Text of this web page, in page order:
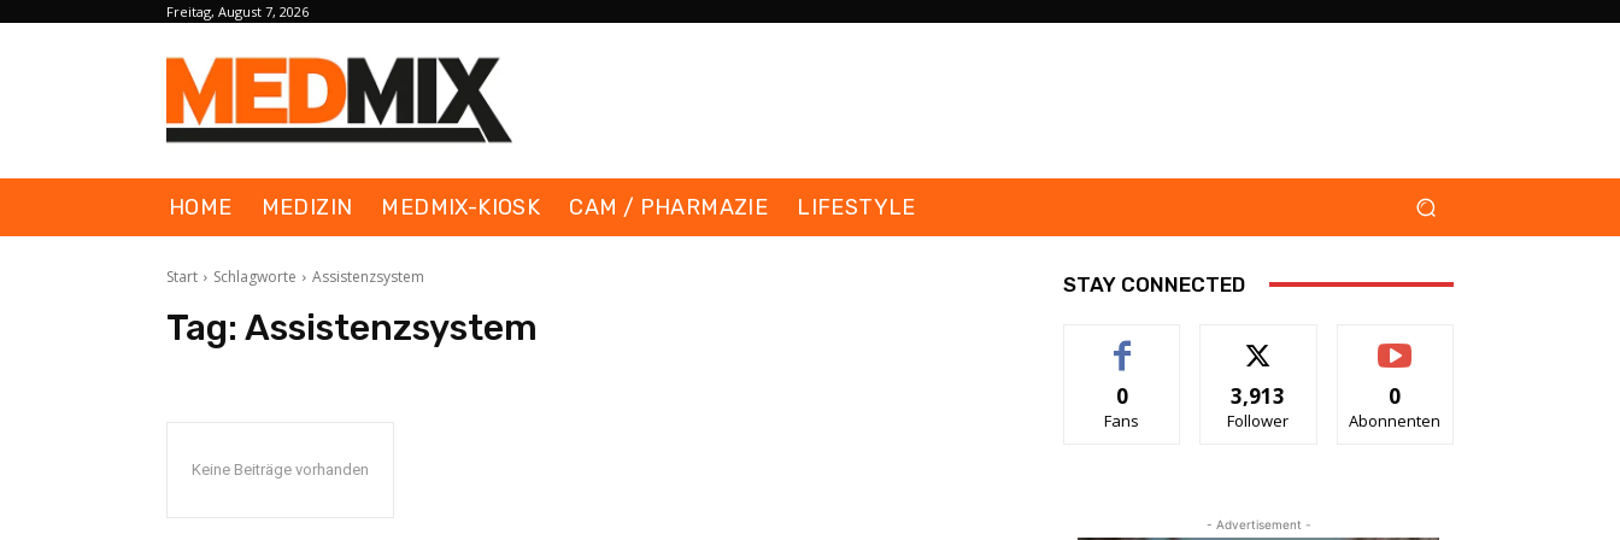
Freitag, August 7, 2026
HOME MEDIZIN MEDMIX-KIOSK CAM / PHARMAZIE LIFESTYLE
Start Schlagworte Assistenzsystem
Tag: Assistenzsystem
Keine Beiträge vorhanden
STAY CONNECTED
0
Fans
3,913
Follower
0
Abonnenten
- Advertisement -